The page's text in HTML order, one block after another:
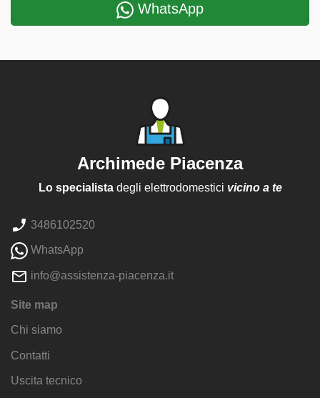
WhatsApp
Archimede Piacenza
Lo specialistadegli elettrodomestici vicino a te
3486102520
WhatsApp
info@assistenza-piacenza.it
Site map
Chi siamo
Contatti
Uscita tecnico